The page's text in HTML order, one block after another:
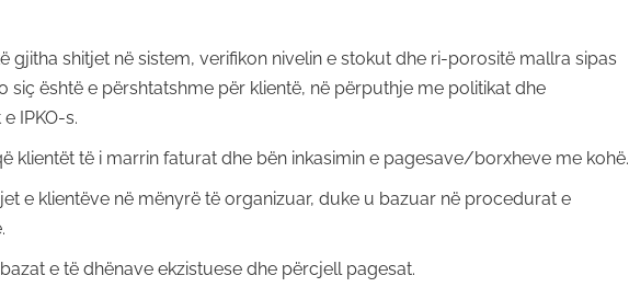
gjitha shitjet në sistem, verifikon nivelin e stokut dhe ri-porositë mallra sipas
siç është e përshtatshme për klientë, në përputhje me politikat dhe
IPKO-s.
klientët të i marrin faturat dhe bën inkasimin e pagesave/borxheve me kohë.
e klientëve në mënyrë të organizuar, duke u bazuar në procedurat e
e të dhënave ekzistuese dhe përcjell pagesat.